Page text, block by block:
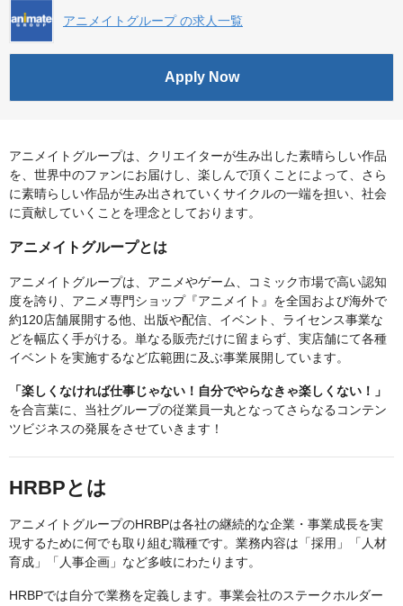
アニメイトグループ の求人一覧
Apply Now
アニメイトグループは、クリエイターが生み出した素晴らしい作品
を、世界中のファンにお届けし、楽しんで頂くことによって、さら
に素晴らしい作品が生み出されていくサイクルの一端を担い、社会
に貢献していくことを理念としております。
アニメイトグループとは
アニメイトグループは、アニメやゲーム、コミック市場で高い認知
度を誇り、アニメ専門ショップ『アニメイト』を全国および海外で
約120店舗展開する他、出版や配信、イベント、ライセンス事業な
どを幅広く手がける。単なる販売だけに留まらず、実店舗にて各種
イベントを実施するなど広範囲に及ぶ事業展開しています。
「楽しくなければ仕事じゃない！自分でやらなきゃ楽しくない！」
を合言葉に、当社グループの従業員一丸となってさらなるコンテン
ツビジネスの発展をさせていきます！
HRBPとは
アニメイトグループのHRBPは各社の継続的な企業・事業成長を実
現するために何でも取り組む職種です。業務内容は「採用」「人材
育成」「人事企画」など多岐にわたります。
HRBPでは自分で業務を定義します。事業会社のステークホルダー